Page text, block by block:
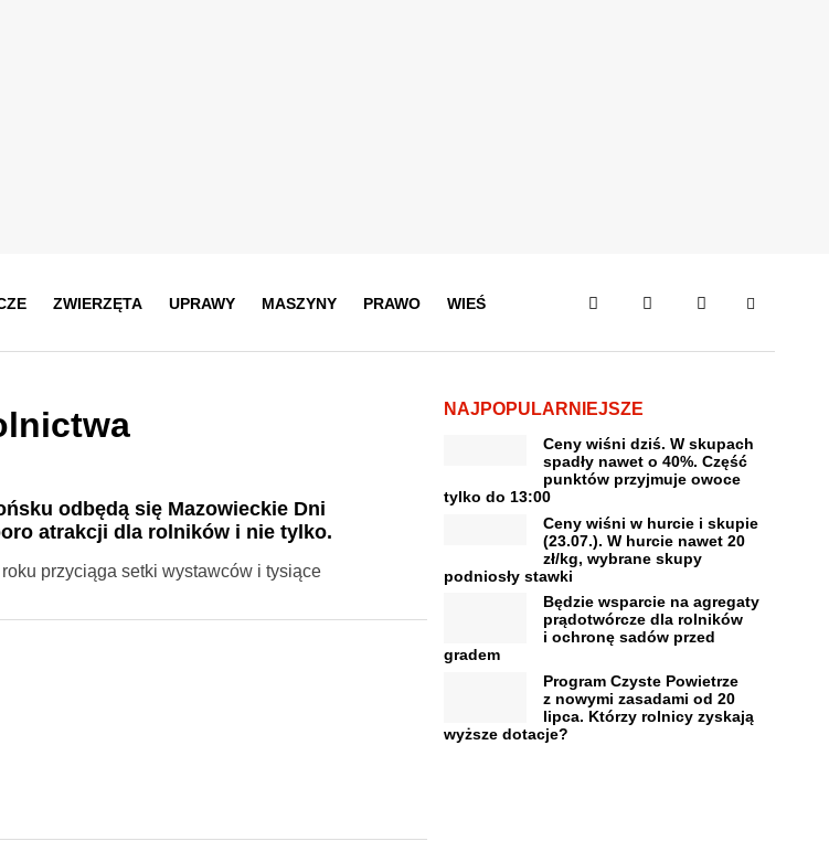
ZWIERZĘTA UPRAWY MASZYNY PRAWO WIEŚ
odbędą się Mazowieckie Dni
atrakcji dla rolników i nie tylko.
przyciąga setki wystawców i tysiące
NAJPOPULARNIEJSZE
Ceny wiśni dziś. W skupach
spadły nawet o 40%. Część
punktów przyjmuje owoce
tylko do 13:00
Ceny wiśni w hurcie i skupie
(23.07.). W hurcie nawet 20
zł/kg, wybrane skupy
podniosły stawki
Będzie wsparcie na agregaty
prądotwórcze dla rolników
i ochronę sadów przed
gradem
Program Czyste Powietrze
z nowymi zasadami od 20
lipca. Którzy rolnicy zyskają
wyższe dotacje?